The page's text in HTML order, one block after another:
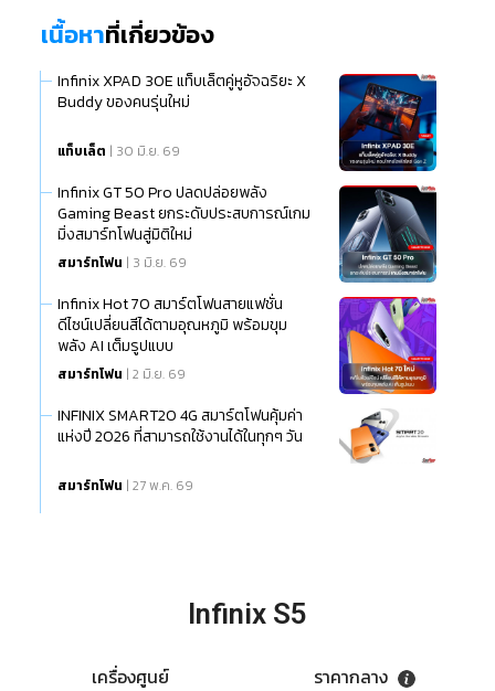
เนื้อหาที่เกี่ยวข้อง
Infinix XPAD 30E แท็บเล็ตคู่หูอัจฉริยะ X
Buddy ของคนรุ่นใหม่
แท็บเล็ต | 30 มิ.ย. 69
Infinix GT 50 Pro ปลดปล่อยพลัง
Gaming Beast ยกระดับประสบการณ์เกม
มิ่งสมาร์ทโฟนสู่มิติใหม่
สมาร์ทโฟน | 3 มิ.ย. 69
Infinix Hot 70 สมาร์ตโฟนสายแฟชั่น
ดีไซน์เปลี่ยนสีได้ตามอุณหภูมิ พร้อมขุม
พลัง AI เต็มรูปแบบ
สมาร์ทโฟน | 2 มิ.ย. 69
INFINIX SMART20 4G สมาร์ตโฟนคุ้มค่า
แห่งปี 2026 ที่สามารถใช้งานได้ในทุกๆ วัน
สมาร์ทโฟน | 27 พ.ค. 69
Infinix S5
เครื่องศูนย์ ราคากลาง